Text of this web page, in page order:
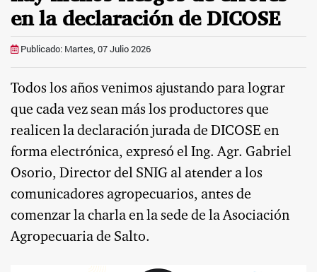
en la declaración de DICOSE
Publicado: Martes, 07 Julio 2026
Todos los años venimos ajustando para lograr
que cada vez sean más los productores que
realicen la declaración jurada de DICOSE en
forma electrónica, expresó el Ing. Agr. Gabriel
Osorio, Director del SNIG al atender a los
comunicadores agropecuarios, antes de
comenzar la charla en la sede de la Asociación
Agropecuaria de Salto.